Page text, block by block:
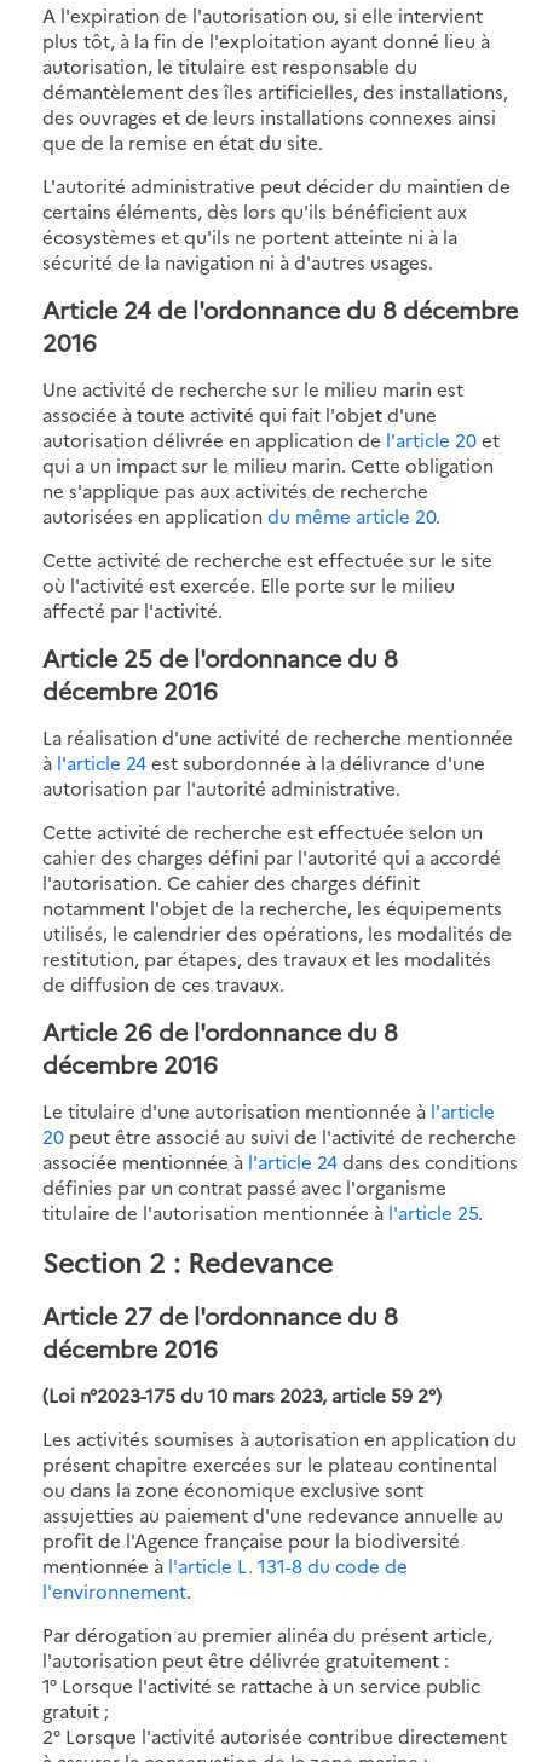
A l'expiration de l'autorisation ou, si elle intervient
plus tôt, à la fin de l'exploitation ayant donné lieu à
autorisation, le titulaire est responsable du
démantèlement des îles artificielles, des installations,
des ouvrages et de leurs installations connexes ainsi
que de la remise en état du site.
L'autorité administrative peut décider du maintien de
certains éléments, dès lors qu'ils bénéficient aux
écosystèmes et qu'ils ne portent atteinte ni à la
sécurité de la navigation ni à d'autres usages.
Article 24 de l'ordonnance du 8 décembre
2016
Une activité de recherche sur le milieu marin est
associée à toute activité qui fait l'objet d'une
autorisation délivrée en application de l'article 20et
qui a un impact sur le milieu marin. Cette obligation
ne s'applique pas aux activités de recherche
autorisées en application du même article 20.
Cette activité de recherche est effectuée sur le site
où l'activité est exercée. Elle porte sur le milieu
affecté par l'activité.
Article 25 de l'ordonnance du 8
décembre 2016
La réalisation d'une activité de recherche mentionnée
à l'article 24est subordonnée à la délivrance d'une
autorisation par l'autorité administrative.
Cette activité de recherche est effectuée selon un
cahier des charges défini par l'autorité qui a accordé
l'autorisation. Ce cahier des charges définit
notamment l'objet de la recherche, les équipements
utilisés, le calendrier des opérations, les modalités de
restitution, par étapes, des travaux et les modalités
de diffusion de ces travaux.
Article 26 de l'ordonnance du 8
décembre 2016
Le titulaire d'une autorisation mentionnée à l'article
20 peut être associé au suivi de l'activité de recherche
associée mentionnée à l'article 24dans des conditions
définies par un contrat passé avec l'organisme
titulaire de l'autorisation mentionnée à l'article 25.
Section 2 : Redevance
Article 27 de l'ordonnance du 8
décembre 2016
(Loi n°2023-175 du 10 mars 2023, article 59 2°)
Les activités soumises à autorisation en application du
présent chapitre exercées sur le plateau continental
ou dans la zone économique exclusive sont
assujetties au paiement d'une redevance annuelle au
profit de l'Agence française pour la biodiversité
mentionnée à l'article L. 131-8 du code de
l'environnement.
Par dérogation au premier alinéa du présent article,
l'autorisation peut être délivrée gratuitement :
1° Lorsque l'activité se rattache à un service public
gratuit ;
2° Lorsque l'activité autorisée contribue directement